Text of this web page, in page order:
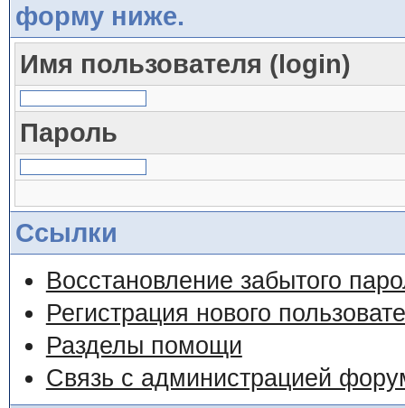
форму ниже.
Имя пользователя (login)
Пароль
Ссылки
Восстановление забытого
Регистрация нового
Разделы помощи
Связь с администрацией